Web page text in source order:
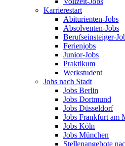
Karrierestart
Abiturienten-Jobs
Absolventen-Jobs
Berufseinsteiger-
Ferienjobs
Junior-Jobs
Praktikum
Werkstudent
Jobs nach Stadt
Jobs Berlin
Jobs Dortmund
Jobs Düsseldorf
Jobs Frankfurt am
Jobs Köln
Jobs München
Stellenangebote